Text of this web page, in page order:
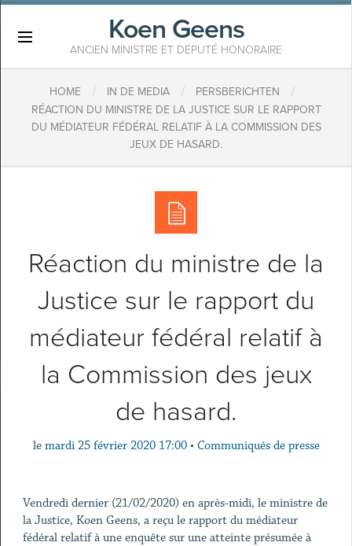
Koen Geens
ANCIEN MINISTRE ET DÉPUTÉ HONORAIRE
HOME / IN DE MEDIA / PERSBERICHTEN /
RÉACTION DU MINISTRE DE LA JUSTICE SUR LE RAPPORT
DU MÉDIATEUR FÉDÉRAL RELATIF À LA COMMISSION DES
JEUX DE HASARD.
Réaction du ministre de la
Justice sur le rapport du
médiateur fédéral relatif à
la Commission des jeux
de hasard.
le mardi 25 février 2020 17:00 • Communiqués de presse
Vendredi dernier (21/02/2020) en après-midi, le ministre de
la Justice, Koen Geens, a reçu le rapport du médiateur
fédéral relatif à une enquête sur une atteinte présumée à